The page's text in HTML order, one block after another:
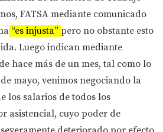
FATSA mediante comunicado
“es injusta” pero no obstante esto
Luego indican mediante
hace más de un mes, tal como lo
mayo, venimos negociando la
los salarios de todos los
asistencial, cuyo poder de